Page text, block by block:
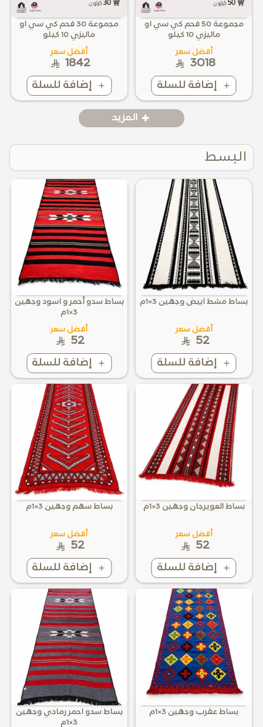
إضافة للسلة
مجموعة 50 فحم كي سي او
ماليزي 10 كيلو
أفضل سعر
3018
إضافة للسلة
مجموعة 30 فحم كي سي او
ماليزي 10 كيلو
أفضل سعر
1842
المزيد
البسط
إضافة للسلة
بساط مشط ابيض وجهين 3×1م
أفضل سعر
52
إضافة للسلة
بساط سدو أحمر و اسود وجهين
3×1م
أفضل سعر
52
إضافة للسلة
بساط العويرجان وجهين 3×1م
أفضل سعر
52
إضافة للسلة
بساط سهم وجهين 3×1م
أفضل سعر
52
بساط عقرب وجهين 3×1م
بساط سدو احمر رمادي وجهين
3×1م